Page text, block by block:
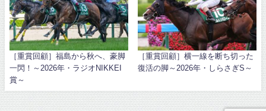
［重賞回顧］福島から秋へ、豪脚
一閃！～2026年・ラジオNIKKEI
賞～
［重賞回顧］横一線を断ち切った
復活の脚～2026年・しらさぎS～